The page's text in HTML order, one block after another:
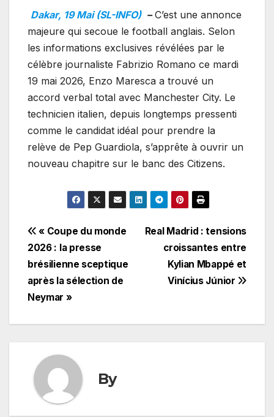
Dakar, 19 Mai (SL-INFO) –C’est une annonce
majeure qui secoue le football anglais. Selon
les informations exclusives révélées par le
célèbre journaliste Fabrizio Romano ce mardi
19 mai 2026, Enzo Maresca a trouvé un
accord verbal total avec Manchester City. Le
technicien italien, depuis longtemps pressenti
comme le candidat idéal pour prendre la
relève de Pep Guardiola, s’apprête à ouvrir un
nouveau chapitre sur le banc des Citizens.
Navigation
de
l’article
Real Madrid : tensions
croissantes entre
Kylian Mbappé et
Vinícius Júnior
« Coupe du monde
2026 : la presse
brésilienne sceptique
après la sélection de
Neymar »
By